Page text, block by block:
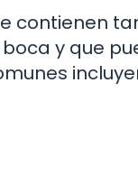
contienen
y que